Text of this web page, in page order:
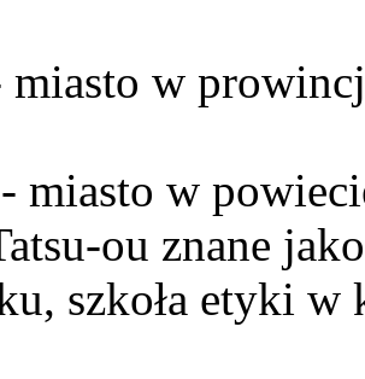
miasto w
miasto w
ou znane
szkoła etyki w